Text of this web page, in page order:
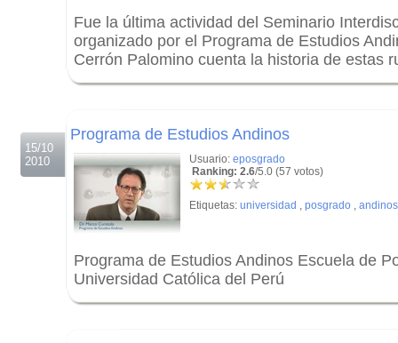
Fue la última actividad del Seminario
organizado por el Programa de Estudios
Cerrón Palomino cuenta la historia de estas
15/10
2010
Programa de Estudios Andinos
Usuario: eposgrado
Ranking: 2.6/5.0 (57 votos)
Etiquetas: universidad , posgrado , andinos
Programa de Estudios Andinos Escuela de
Universidad Católica del Perú